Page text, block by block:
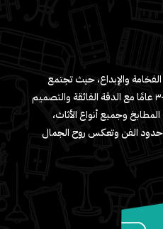
والإبداع، حيث تجتمع
الخبرة الطويلة التي تمتد لأكثر من ٣٠ عامًا مع الدقة الفائقة والتصميم
وجميع أنواع الأثاث،
الفن وتعكس روح الجمال